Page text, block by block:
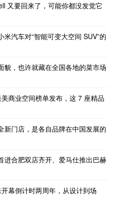
又要回来了，可能你都没发觉它
汽车对“智能可变大空间 SUV”的
貌，也许就藏在全国各地的菜市场
商业空间榜单发布，这 7 座精品
新门店，是各自品牌在中国发展的
进合肥双店齐开、爱马仕推出巴赫
幕倒计时两周年，从设计到场